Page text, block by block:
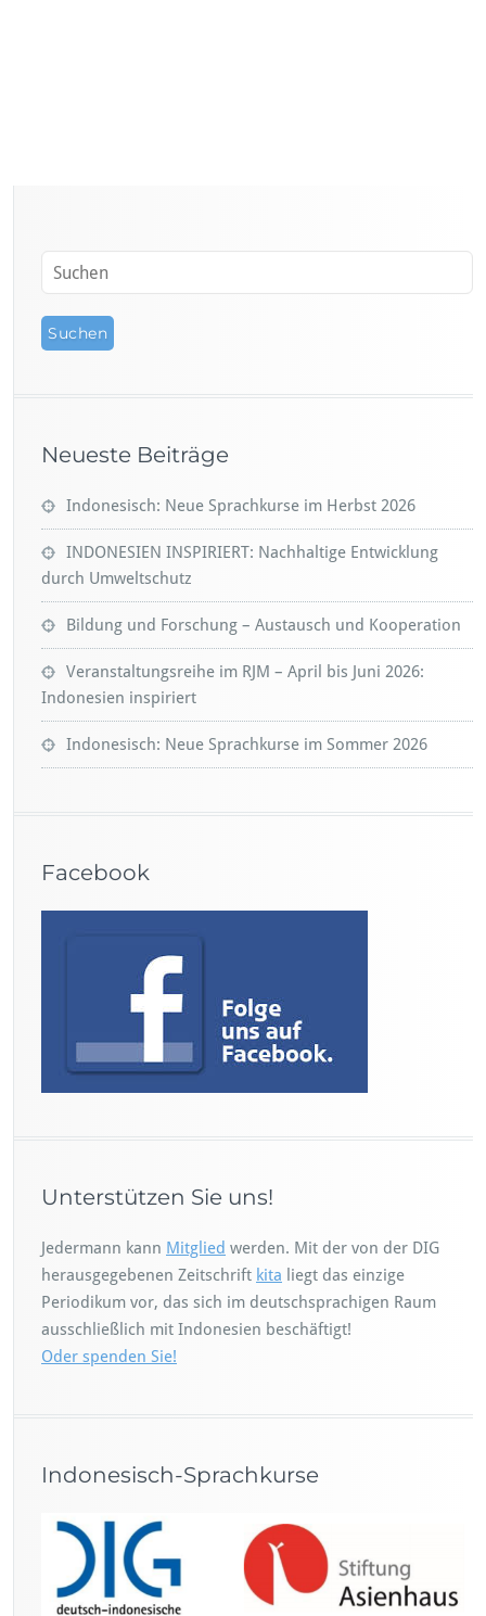
Neueste Beiträge
Indonesisch: Neue Sprachkurse im Herbst 2026
INDONESIEN INSPIRIERT: Nachhaltige Entwicklung
durch Umweltschutz
Bildung und Forschung – Austausch und Kooperation
Veranstaltungsreihe im RJM – April bis Juni 2026:
Indonesien inspiriert
Indonesisch: Neue Sprachkurse im Sommer 2026
Facebook
Unterstützen Sie uns!
Jedermann kann Mitglied werden. Mit der von der DIG
herausgegebenen Zeitschrift kita liegt das einzige
Periodikum vor, das sich im deutschsprachigen Raum
ausschließlich mit Indonesien beschäftigt!
Oder spenden Sie!
Indonesisch-Sprachkurse